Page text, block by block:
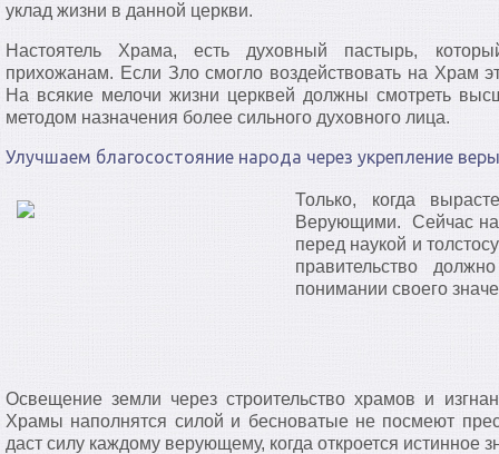
уклад жизни в данной церкви.
Настоятель Храма, есть духовный пастырь,
прихожанам. Если Зло смогло воздействовать на Храм
На всякие мелочи жизни церквей должны смотреть
методом назначения более сильного духовного лица.
Улучшаем благосостояние народа через укрепление
Только, когда
Верующими. Сейчас
перед наукой и
правительство
понимании своего
Освещение земли через строительство храмов и
Храмы наполнятся силой и бесноватые не посмеют
даст силу каждому верующему, когда откроется истинное